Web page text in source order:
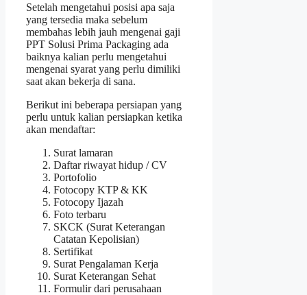
Setelah mengetahui posisi apa saja
yang tersedia maka sebelum
membahas lebih jauh mengenai gaji
PPT Solusi Prima Packaging ada
baiknya kalian perlu mengetahui
mengenai syarat yang perlu dimiliki
saat akan bekerja di sana.
Berikut ini beberapa persiapan yang
perlu untuk kalian persiapkan ketika
akan mendaftar:
Surat lamaran
Daftar riwayat hidup / CV
Portofolio
Fotocopy KTP & KK
Fotocopy Ijazah
Foto terbaru
SKCK (Surat Keterangan
Catatan Kepolisian)
Sertifikat
Surat Pengalaman Kerja
Surat Keterangan Sehat
Formulir dari perusahaan